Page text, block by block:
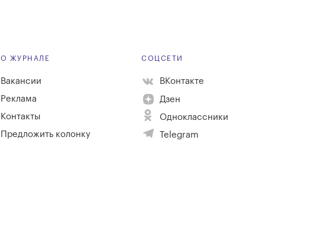
О ЖУРНАЛЕ
Вакансии
Реклама
Контакты
Предложить колонку
СОЦСЕТИ
ВКонтакте
Дзен
Одноклассники
Telegram